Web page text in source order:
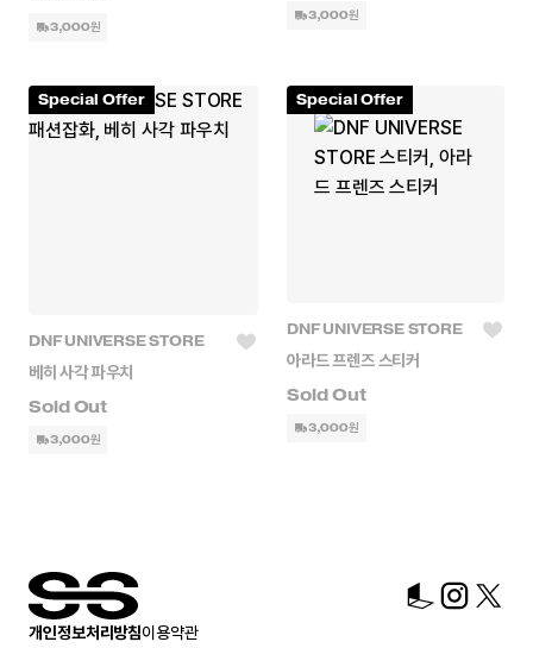
3,000원
3,000원
Special Offer
DNF UNIVERSE STORE
베히 사각 파우치
3,000원
Special Offer
DNF UNIVERSE STORE
아라드 프렌즈 스티커
3,000원
개인정보처리방침이용약관